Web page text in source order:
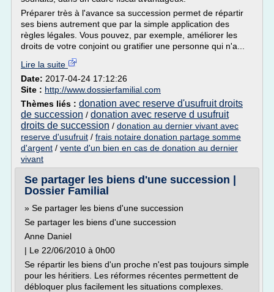
Préparer très à l'avance sa succession permet de répartir
ses biens autrement que par la simple application des
règles légales. Vous pouvez, par exemple, améliorer les
droits de votre conjoint ou gratifier une personne qui n'a...
Lire la suite
Date: 2017-04-24 17:12:26
Site : http://www.dossierfamilial.com
Thèmes liés : donation avec reserve d'usufruit droits
de succession / donation avec reserve d usufruit
droits de succession / donation au dernier vivant avec
reserve d'usufruit / frais notaire donation partage somme
d'argent / vente d'un bien en cas de donation au dernier
vivant
Se partager les biens d'une succession |
Dossier Familial
» Se partager les biens d'une succession
Se partager les biens d'une succession
Anne Daniel
| Le 22/06/2010 à 0h00
Se répartir les biens d'un proche n'est pas toujours simple
pour les héritiers. Les réformes récentes permettent de
débloquer plus facilement les situations complexes.